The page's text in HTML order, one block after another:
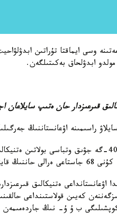
وسى ايماقتا تۇراتىن
ابدۋلحاق بەكىتىلگەن.
قىرعىزدار حان ەتىپ سايلاعان
راسىمىنە اۋعانستاننىڭ
بۇعان دەيىن كىشى پاميردەگى 400-گە جۋىق
اۋعانستانداعى ەتنيكالىق
كەيىن قولاستىنداعى
ب ۇ ۇ- نىڭ جاردەمىمەن